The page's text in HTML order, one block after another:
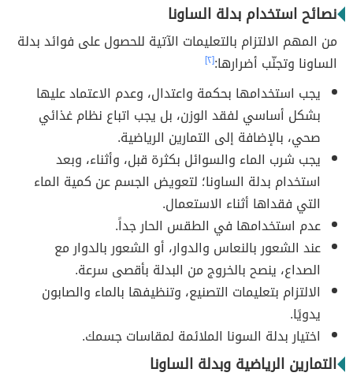
نصائح استخدام بدلة الساونا
من المهم الالتزام بالتعليمات الآتية للحصول على فوائد بدلة
الساونا وتجنّب أضرارها:[٢]
يجب استخدامها بحكمة واعتدال، وعدم الاعتماد عليها
بشكل أساسي لفقد الوزن، بل يجب اتباع نظام غذائي
صحي، بالإضافة إلى التمارين الرياضية.
يجب شرب الماء والسوائل بكثرة قبل، وأثناء، وبعد
استخدام بدلة الساونا؛ لتعويض الجسم عن كمية الماء
التي فقداها أثناء الاستعمال.
عدم استخدامها في الطقس الحار جداً.
عند الشعور بالنعاس والدوار، أو الشعور بالدوار مع
الصداع، ينصح بالخروج من البدلة بأقصى سرعة.
الالتزام بتعليمات التصنيع، وتنظيفها بالماء والصابون
يدويًا.
اختيار بدلة السونا الملائمة لمقاسات جسمك.
التمارين الرياضية وبدلة الساونا